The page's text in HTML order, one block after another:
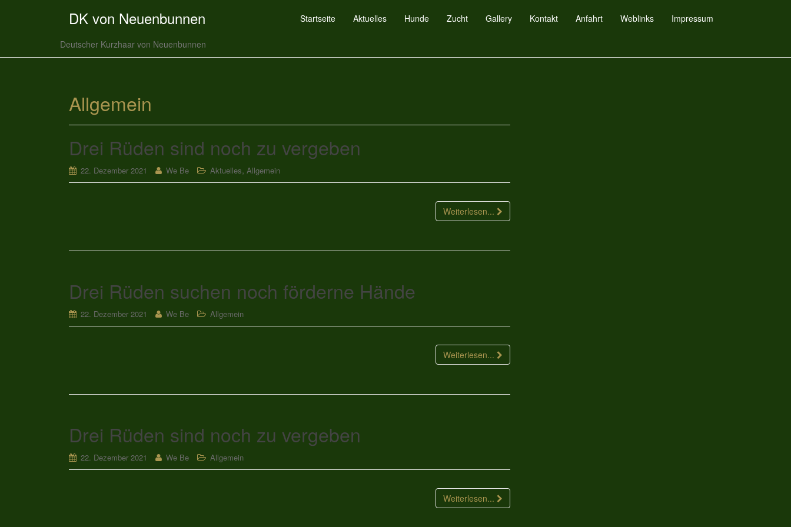
DK von Neuenbunnen
Deutscher Kurzhaar von Neuenbunnen
Startseite Aktuelles Hunde Zucht Gallery Kontakt Anfahrt Weblinks Impressum
Allgemein
Drei Rüden sind noch zu vergeben
22. Dezember 2021 We Be Aktuelles, Allgemein
Weiterlesen...
Drei Rüden suchen noch förderne Hände
22. Dezember 2021 We Be Allgemein
Weiterlesen...
Drei Rüden sind noch zu vergeben
22. Dezember 2021 We Be Allgemein
Weiterlesen...